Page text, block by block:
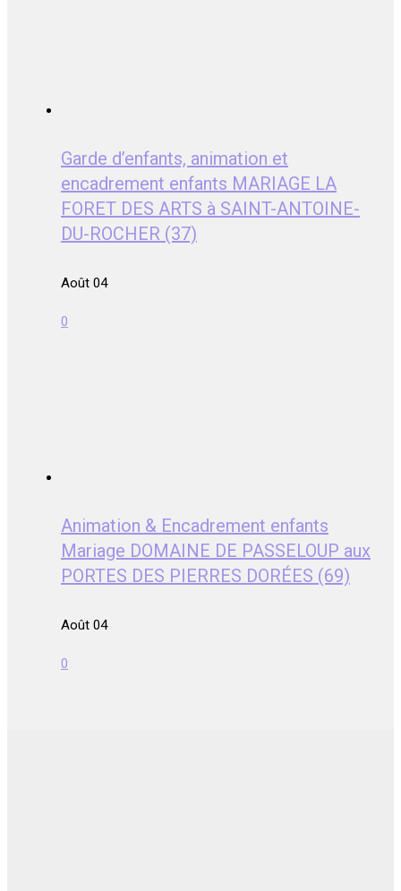
Garde d’enfants, animation et
encadrement enfants MARIAGE LA
FORET DES ARTS à SAINT-ANTOINE-
DU-ROCHER (37)
Août 04
0
Animation & Encadrement enfants
Mariage DOMAINE DE PASSELOUP aux
PORTES DES PIERRES DORÉES (69)
Août 04
0